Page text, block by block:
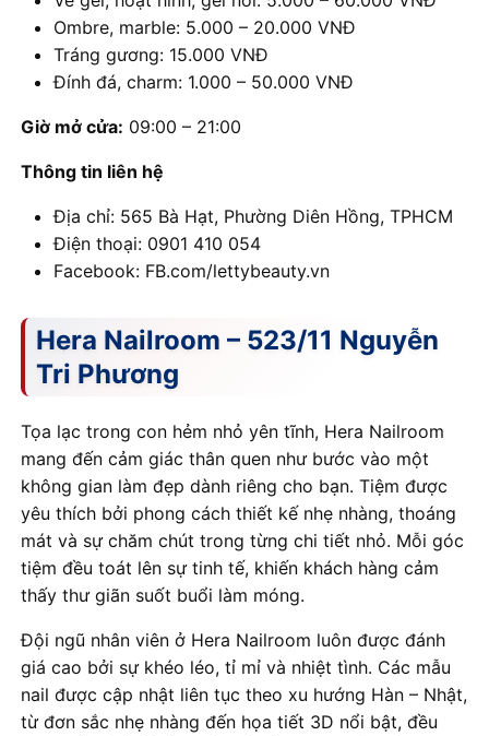
Ombre, marble: 5.000 – 20.000 VNĐ
Tráng gương: 15.000 VNĐ
Đính đá, charm: 1.000 – 50.000 VNĐ
Giờ mở cửa: 09:00 – 21:00
Thông tin liên hệ
Địa chỉ: 565 Bà Hạt, Phường Diên Hồng, TPHCM
Điện thoại: 0901 410 054
Facebook: FB.com/lettybeauty.vn
Hera Nailroom – 523/11 Nguyễn
Tri Phương
Tọa lạc trong con hẻm nhỏ yên tĩnh, Hera Nailroom
mang đến cảm giác thân quen như bước vào một
không gian làm đẹp dành riêng cho bạn. Tiệm được
yêu thích bởi phong cách thiết kế nhẹ nhàng, thoáng
mát và sự chăm chút trong từng chi tiết nhỏ. Mỗi góc
tiệm đều toát lên sự tinh tế, khiến khách hàng cảm
thấy thư giãn suốt buổi làm móng.
Đội ngũ nhân viên ở Hera Nailroom luôn được đánh
giá cao bởi sự khéo léo, tỉ mỉ và nhiệt tình. Các mẫu
nail được cập nhật liên tục theo xu hướng Hàn – Nhật,
từ đơn sắc nhẹ nhàng đến họa tiết 3D nổi bật, đều